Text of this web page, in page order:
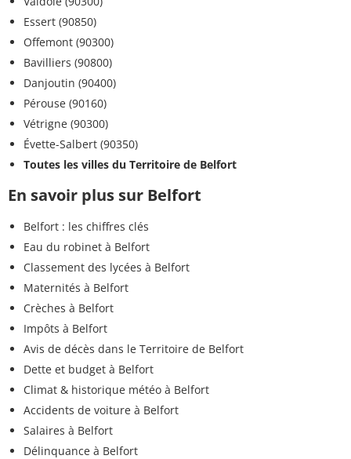
Essert (90850)
Offemont (90300)
Bavilliers (90800)
Danjoutin (90400)
Pérouse (90160)
Vétrigne (90300)
Évette-Salbert (90350)
Toutes les villes du Territoire de Belfort
En savoir plus sur Belfort
Belfort : les chiffres clés
Eau du robinet à Belfort
Classement des lycées à Belfort
Maternités à Belfort
Crèches à Belfort
Impôts à Belfort
Avis de décès dans le Territoire de Belfort
Dette et budget à Belfort
Climat & historique météo à Belfort
Accidents de voiture à Belfort
Salaires à Belfort
Délinquance à Belfort